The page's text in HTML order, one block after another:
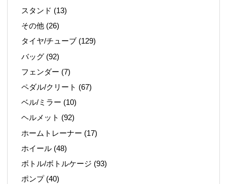
スタンド (13)
その他 (26)
タイヤ/チューブ (129)
バッグ (92)
フェンダー (7)
ペダル/クリート (67)
ベル/ミラー (10)
ヘルメット (92)
ホームトレーナー (17)
ホイール (48)
ボトル/ボトルケージ (93)
ポンプ(40)